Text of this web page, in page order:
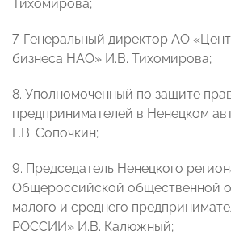
Тихомирова;
7. Генеральный директор АО
бизнеса НАО» И.В. Тихомирова;
8. Уполномоченный по защите
предпринимателей в Ненецком
Г.В. Сопочкин;
9. Председатель Ненецкого
Общероссийской общественной
малого и среднего
РОССИИ» И.В. Калюжный;